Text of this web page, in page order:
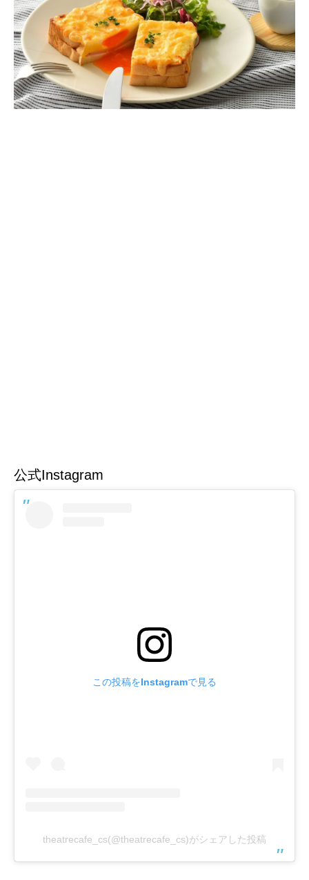
公式Instagram
この投稿をInstagramで見る
theatrecafe_cs(@theatrecafe_cs)がシェアした投稿